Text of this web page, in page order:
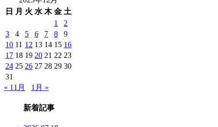
事
覧
日
月 火 水 木 金 土
1
2
3
4 5 6 7 8
9
10 11 12 13 14 15 16
17 18 19 20 21 22 23
24 25 26 27 28 29 30
31
« 11月
1月 »
新着記事